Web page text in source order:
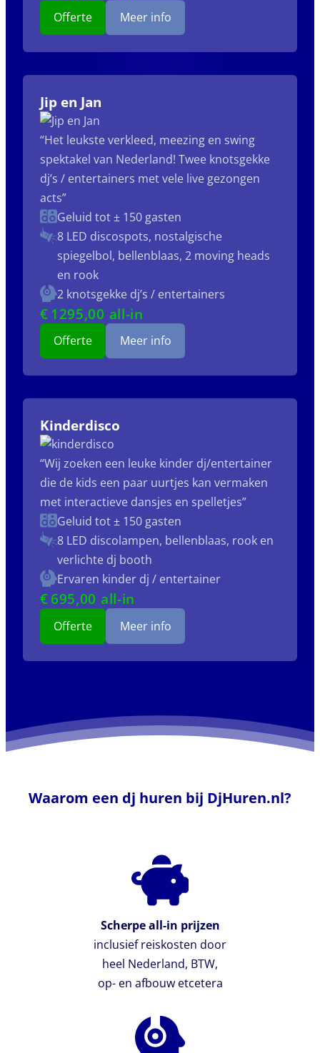
Offerte Meer info
Jip en Jan
“Het leukste verkleed, meezing en swing
spektakel van Nederland! Twee knotsgekke
dj’s / entertainers met vele live gezongen
acts”
Geluid tot ± 150 gasten
8 LED discospots, nostalgische
spiegelbol, bellenblaas, 2 moving heads
en rook
2 knotsgekke dj’s / entertainers
€ 1295,00 all-in
Offerte Meer info
Kinderdisco
“Wij zoeken een leuke kinder dj/entertainer
die de kids een paar uurtjes kan vermaken
met interactieve dansjes en spelletjes”
Geluid tot ± 150 gasten
8 LED discolampen, bellenblaas, rook en
verlichte dj booth
Ervaren kinder dj / entertainer
€ 695,00 all-in
Offerte Meer info
Waarom een dj huren bij DjHuren.nl?
Scherpe all-in prijzen
inclusief reiskosten door
heel Nederland, BTW,
op- en afbouw etcetera